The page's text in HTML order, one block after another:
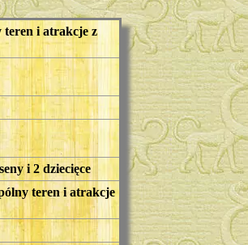
teren i atrakcje z
i 2 dziecięce
teren i atrakcje